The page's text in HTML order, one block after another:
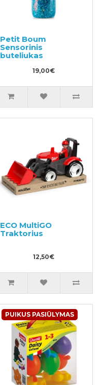
Petit Boum
Sensorinis
buteliukas
19,00€
ECO MultiGO
Traktorius
12,50€
PUIKUS PASIŪLYMAS